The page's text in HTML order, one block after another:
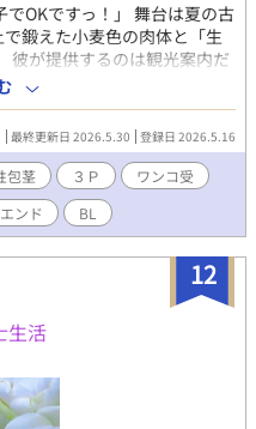
根に指示されるまま、オリジ
ルを指で抉られ喘ぎ啼くノ
前立腺押されて…」。指だけ
、ロッカールームのドアが開
男たちの絆が汗とぬめりに
め、18歳以上の読者に限定）
す。「深夜の団体戦」「熱い
でOKですっ！」 ​舞台は夏の古
鍛えた小麦色の肉体と「生
彼が提供するのは観光案内だ
り、好みの客を狙う「エロ
ッツリ愛してくれる「理想
巨根の二人組を、拓磨は秘密
ックスの真性包茎と、しなや
な雄を前に、拓磨の本能は
繰り広げられる、おバカで
【本作のポイント】
子犬系」 陸上部仕込みの美
ると、プライドを捨ててワ
がトロトロに溶かされたお
な素顔を、全力で愛でる物
し俥夫」の露出感 白の六尺
過激な格好で獲物を誘うシ
跡や、引き締まった筋肉の
ェティシズム描写 「生脚」
」に加え、本人がトラウマ
最終更新日 2026.5.30 登録日 2026.5.16
包茎 ３Ｐ
ワンコ受
ンド BL
12
生活